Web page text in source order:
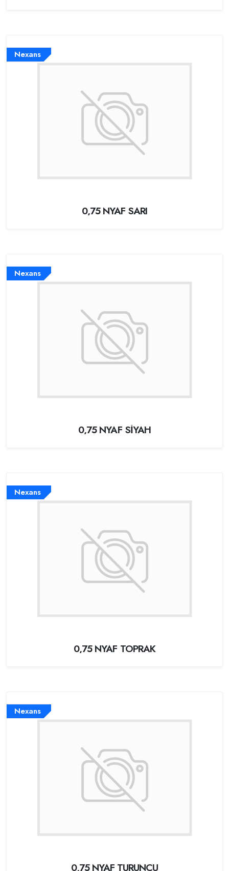
Nexans
0,75 NYAF SARI
Nexans
0,75 NYAF SİYAH
Nexans
0,75 NYAF TOPRAK
Nexans
0,75 NYAF TURUNCU